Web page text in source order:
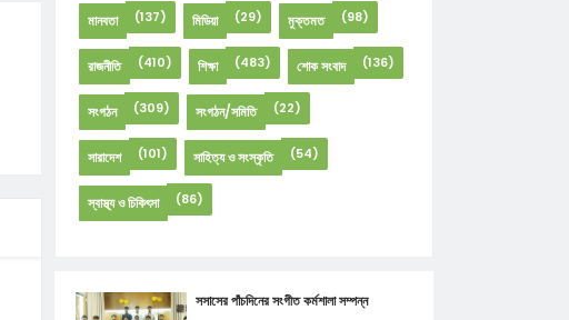
মানবতা (137) মিডিয়া (29) মুক্তমত (98)
রাজনীতি (410) শিক্ষা (483) শোক সংবাদ (136)
সংগঠন (309) সংগঠন/সমিতি (22)
সারাদেশ (101) সাহিত্য ও সংস্কৃতি (54)
স্বাস্থ্য ও চিকিৎসা (86)
সসাসের পাঁচদিনের সংগীত কর্মশালা সম্পন্ন